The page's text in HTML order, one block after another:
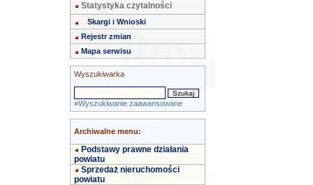
Statystyka czytalności
Skargi i Wnioski
Rejestr zmian
Mapa serwisu
Wyszukiwarka
»Wyszukiwanie zaawansowane
Archiwalne menu:
Podstawy prawne działania
powiatu
Sprzedaż nieruchomości
powiatu